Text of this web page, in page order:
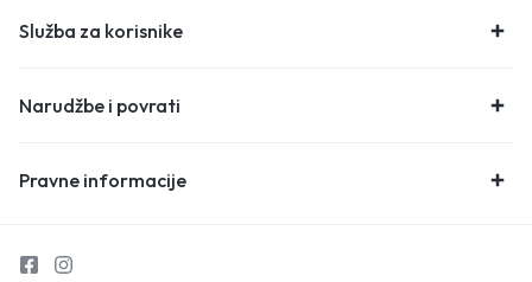
Služba za korisnike
Narudžbe i povrati
Pravne informacije